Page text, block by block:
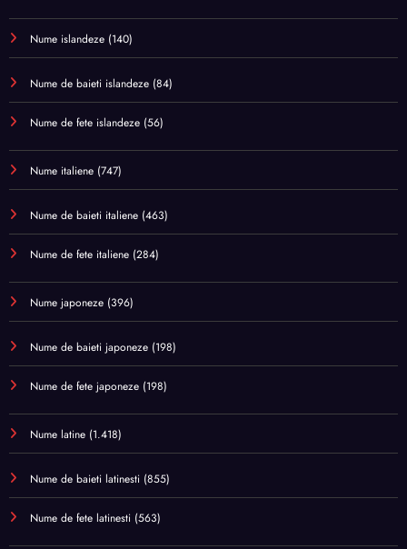
Nume islandeze (140)
Nume de baieti islandeze (84)
Nume de fete islandeze (56)
Nume italiene (747)
Nume de baieti italiene (463)
Nume de fete italiene (284)
Nume japoneze (396)
Nume de baieti japoneze (198)
Nume de fete japoneze (198)
Nume latine (1.418)
Nume de baieti latinesti (855)
Nume de fete latinesti (563)